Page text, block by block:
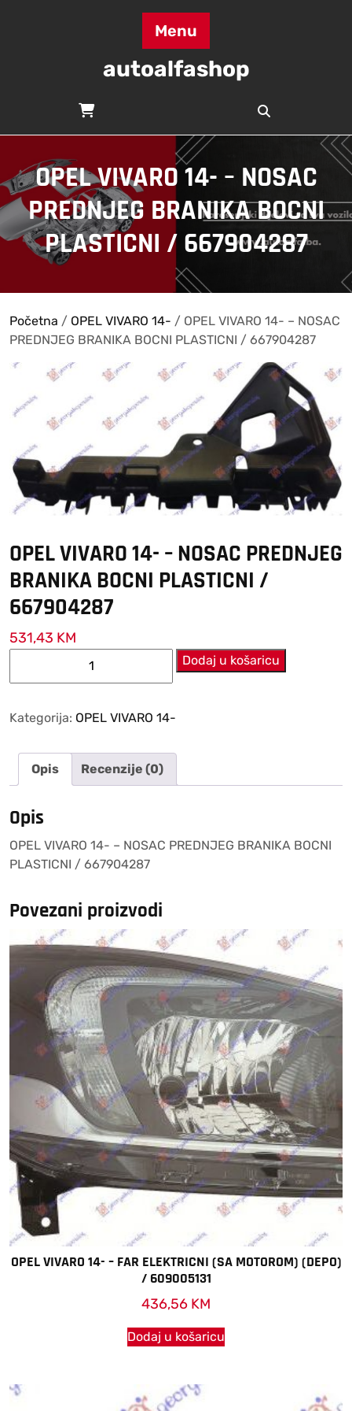
Menu
autoalfashop
OPEL VIVARO 14- – NOSAC
PREDNJEG BRANIKA BOCNI
PLASTICNI / 667904287
Početna / OPEL VIVARO 14- / OPEL VIVARO 14- – NOSAC
PREDNJEG BRANIKA BOCNI PLASTICNI / 667904287
OPEL VIVARO 14- – NOSAC PREDNJEG
BRANIKA BOCNI PLASTICNI /
667904287
531,43 KM
–
PREDNJEG
BRANIKA
BOCNI
PLASTICNI
/
667904287
količina
Dodaj u košaricu
Kategorija: OPEL VIVARO 14-
Opis Recenzije (0)
Opis
OPEL VIVARO 14- – NOSAC PREDNJEG BRANIKA BOCNI
PLASTICNI / 667904287
Povezani proizvodi
OPEL VIVARO 14- – FAR ELEKTRICNI (SA MOTOROM) (DEPO)
/ 609005131
436,56 KM
Dodaj u košaricu